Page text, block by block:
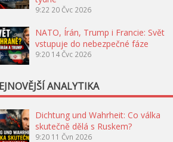
9:22 20 Čvc 2026
NATO, Írán, Trump i Francie: Svět
vstupuje do nebezpečné fáze
9:20 14 Čvc 2026
ANALYTIKA
Dichtung und Wahrheit: Co válka
skutečně dělá s Ruskem?
9:20 11 Čvn 2026